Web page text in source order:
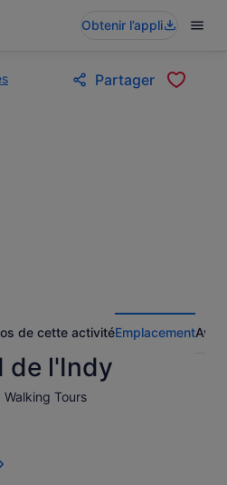
Obtenir l’appli
Partager
de cette activitéEmplacementAvis
de l'Indy
Tours